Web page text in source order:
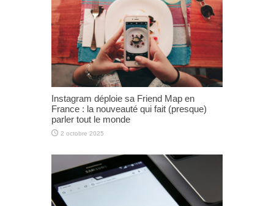
Instagram déploie sa Friend Map en
France : la nouveauté qui fait (presque)
parler tout le monde
2 octobre 2025